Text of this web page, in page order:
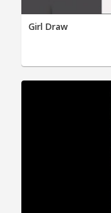
Girl Draw